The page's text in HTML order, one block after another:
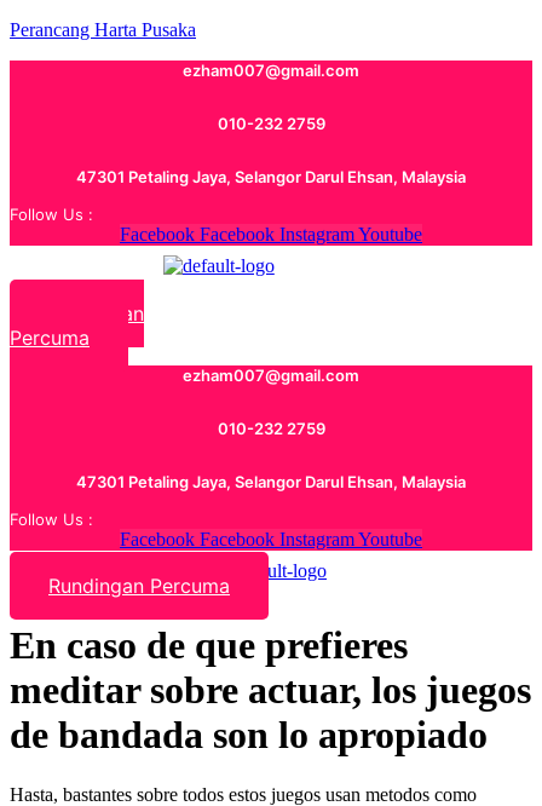
Perancang Harta Pusaka
ezham007@gmail.com
010-232 2759
47301 Petaling Jaya, Selangor Darul Ehsan, Malaysia
Follow Us :
Facebook Facebook InstagramYoutube
Rundingan
Percuma
ezham007@gmail.com
010-232 2759
47301 Petaling Jaya, Selangor Darul Ehsan, Malaysia
Follow Us :
Facebook Facebook InstagramYoutube
Rundingan Percuma
En caso de que prefieres
meditar sobre actuar, los juegos
de bandada son lo apropiado
Hasta, bastantes sobre todos estos juegos usan metodos como